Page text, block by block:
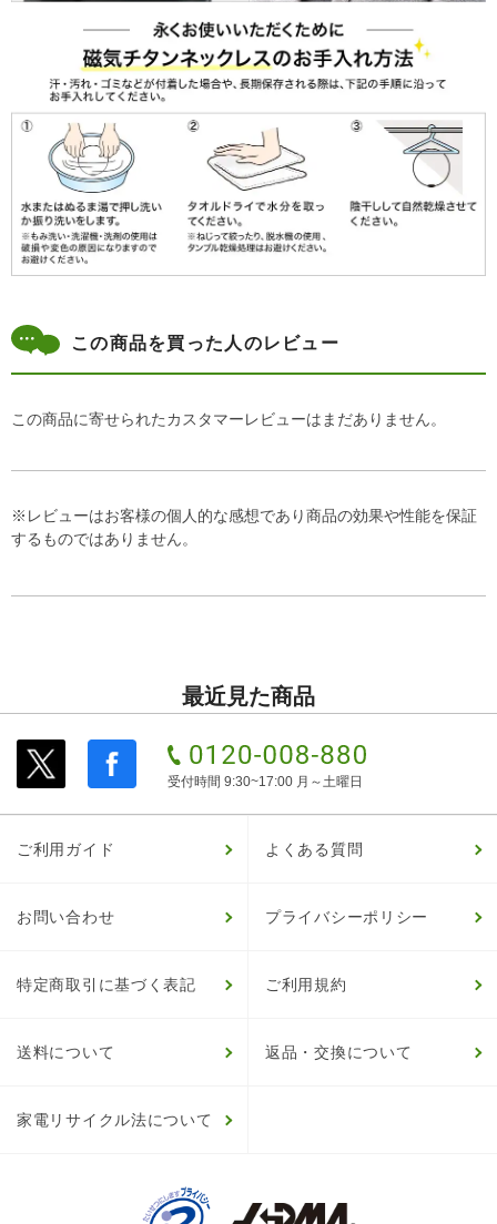
この商品を買った人のレビュー
この商品に寄せられたカスタマーレビューはまだありません。
※レビューはお客様の個人的な感想であり商品の効果や性能を保証
するものではありません。
最近見た商品
受付時間 9:30~17:00 月～土曜日
ご利用ガイド よくある質問
お問い合わせ プライバシーポリシー
特定商取引に基づく表記 ご利用規約
送料について 返品・交換について
家電リサイクル法について